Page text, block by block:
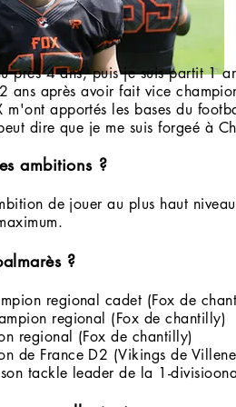
resté 7ans, j'y ai
près 4 ans, puis je suis partit 1
ans après avoir fait vice
m'ont apportés les bases du
dire que je me suis forgeé à
ambitions ?
de jouer au plus haut
?
regional cadet (Fox de
regional (Fox de chantilly)
regional (Fox de chantilly)
de France D2 (Vikings de
tackle leader de la 1-